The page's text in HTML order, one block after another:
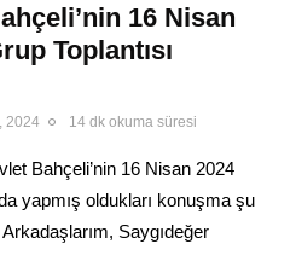
16 Nisan
Toplantısı
2024 14 dk okuma süresi
Bahçeli’nin 16 Nisan 2024
yapmış oldukları konuşma şu
Saygıdeğer